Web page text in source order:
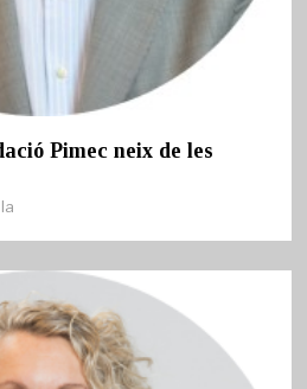
Pimec neix de les